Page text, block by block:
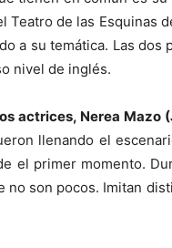
de las Esquinas
a su temática. Las
nivel de inglés.
actrices, Nerea Mazo
llenando el
el primer momento.
son pocos. Imitan